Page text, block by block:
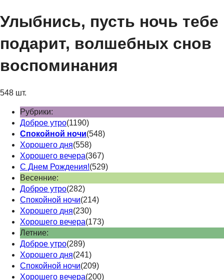
Улыбнись, пусть ночь тебе
подарит, волшебных снов
воспоминания
548 шт.
Рубрики:
Доброе утро(1190)
Спокойной ночи(548)
Хорошего дня(558)
Хорошего вечера(367)
С Днем Рождения!(529)
Весенние:
Доброе утро(282)
Спокойной ночи(214)
Хорошего дня(230)
Хорошего вечера(173)
Летние:
Доброе утро(289)
Хорошего дня(241)
Спокойной ночи(209)
Хорошего вечера(200)